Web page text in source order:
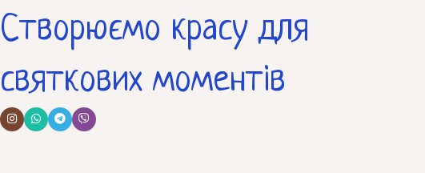
Створюємо красу для
святкових моментів